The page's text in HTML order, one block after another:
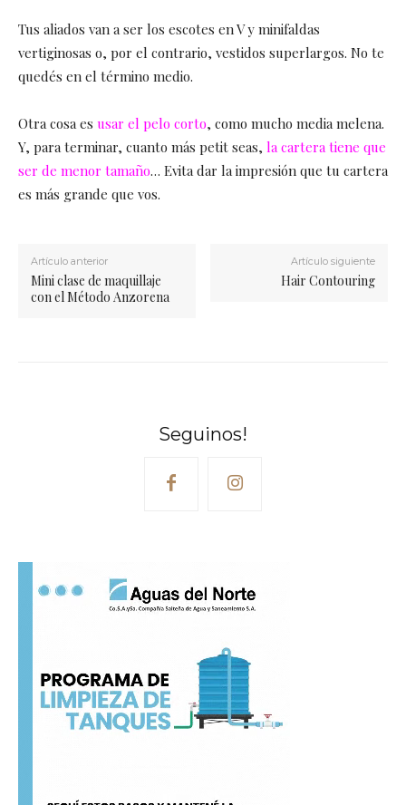
Tus aliados van a ser los escotes en V y minifaldas
vertiginosas o, por el contrario, vestidos superlargos. No te
quedés en el término medio.
Otra cosa es usar el pelo corto, como mucho media melena.
Y, para terminar, cuanto más petit seas, la cartera tiene que
ser de menor tamaño… Evita dar la impresión que tu cartera
es más grande que vos.
Artículo anterior
Mini clase de maquillaje
con el Método Anzorena
Artículo siguiente
Hair Contouring
Seguinos!